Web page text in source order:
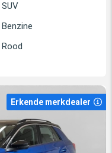
SUV
Benzine
Rood
Erkende merkdealer